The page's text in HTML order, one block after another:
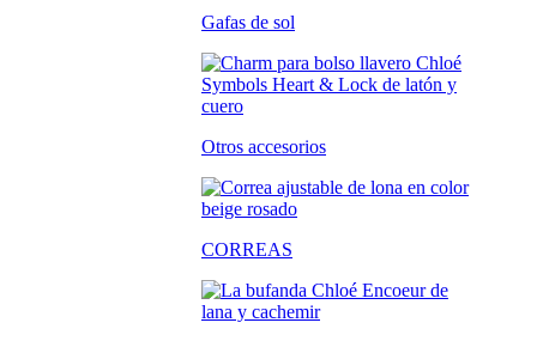
Gafas de sol
Otros accesorios
CORREAS